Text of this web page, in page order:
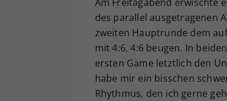
des parallel ausgetragenen
zweiten Hauptrunde dem
mit 4:6, 4:6 beugen. In
ersten Game letztlich den
habe mir ein bisschen
Rhythmus, den ich gerne